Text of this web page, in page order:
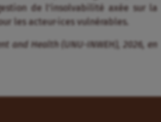
de l’insolvabilité axée sur la
les acteur·ices vulnérables.
and Health (UNU-INWEH), 2026, en